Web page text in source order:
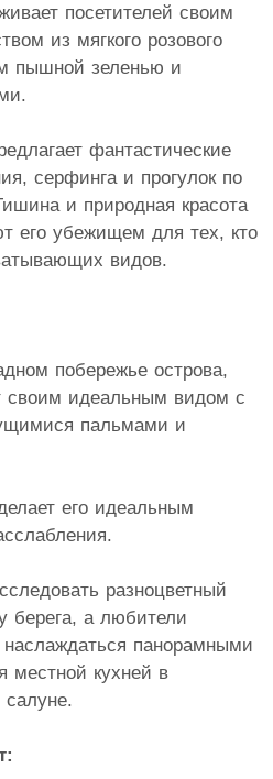
посетителей своим
из мягкого розового
пышной зеленью и
фантастические
серфинга и прогулок по
и природная красота
его убежищем для тех, кто
видов.
побережье острова,
своим идеальным видом с
пальмами и
его идеальным
разноцветный
берега, а любители
наслаждаться панорамными
местной кухней в